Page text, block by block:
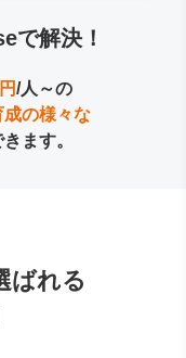
で解決！
/人～の
成の様々な
ます。
ばれる